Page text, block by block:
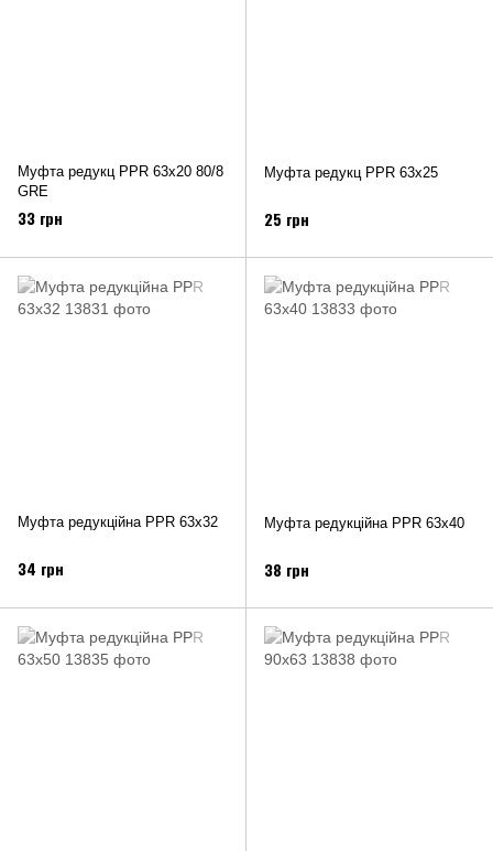
Муфта редукц PPR 63х20 80/8
GRE
33 грн
Муфта редукц PPR 63х25
25 грн
Муфта редукційна PPR 63х32
34 грн
Муфта редукційна PPR 63х40
38 грн